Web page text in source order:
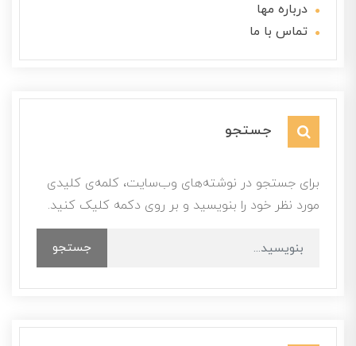
درباره مها
تماس با ما
جستجو
برای جستجو در نوشته‌های وب‌سایت، کلمه‌ی کلیدی
مورد نظر خود را بنویسید و بر روی دکمه کلیک کنید.
جستجو